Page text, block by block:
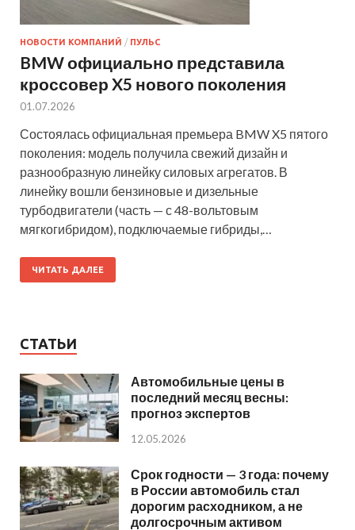
НОВОСТИ КОМПАНИЙ / ПУЛЬС
BMW официально представила
кроссовер X5 нового поколения
01.07.2026
Состоялась официальная премьера BMW X5 пятого
поколения: модель получила свежий дизайн и
разнообразную линейку силовых агрегатов. В
линейку вошли бензиновые и дизельные
турбодвигатели (часть — с 48-вольтовым
мягкогибридом), подключаемые гибриды,…
ЧИТАТЬ ДАЛЕЕ
СТАТЬИ
Автомобильные цены в
последний месяц весны:
прогноз экспертов
12.05.2026
Срок годности — 3 года: почему
в России автомобиль стал
дорогим расходником, а не
долгосрочным активом